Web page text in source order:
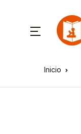
Inicio